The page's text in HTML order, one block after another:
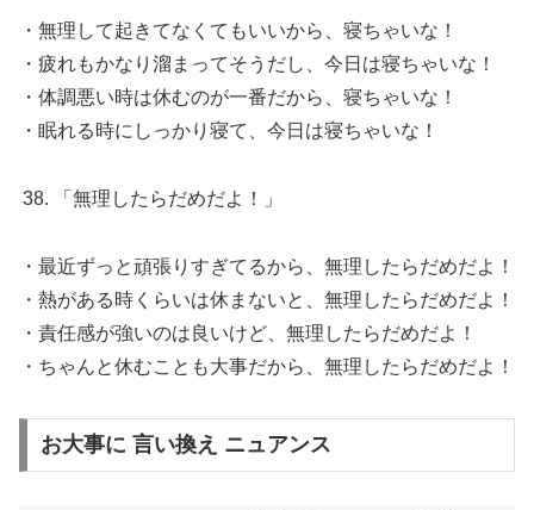
・無理して起きてなくてもいいから、寝ちゃいな！
・疲れもかなり溜まってそうだし、今日は寝ちゃいな！
・体調悪い時は休むのが一番だから、寝ちゃいな！
・眠れる時にしっかり寝て、今日は寝ちゃいな！
「無理したらだめだよ！」
・最近ずっと頑張りすぎてるから、無理したらだめだよ！
・熱がある時くらいは休まないと、無理したらだめだよ！
・責任感が強いのは良いけど、無理したらだめだよ！
・ちゃんと休むことも大事だから、無理したらだめだよ！
お大事に 言い換え ニュアンス